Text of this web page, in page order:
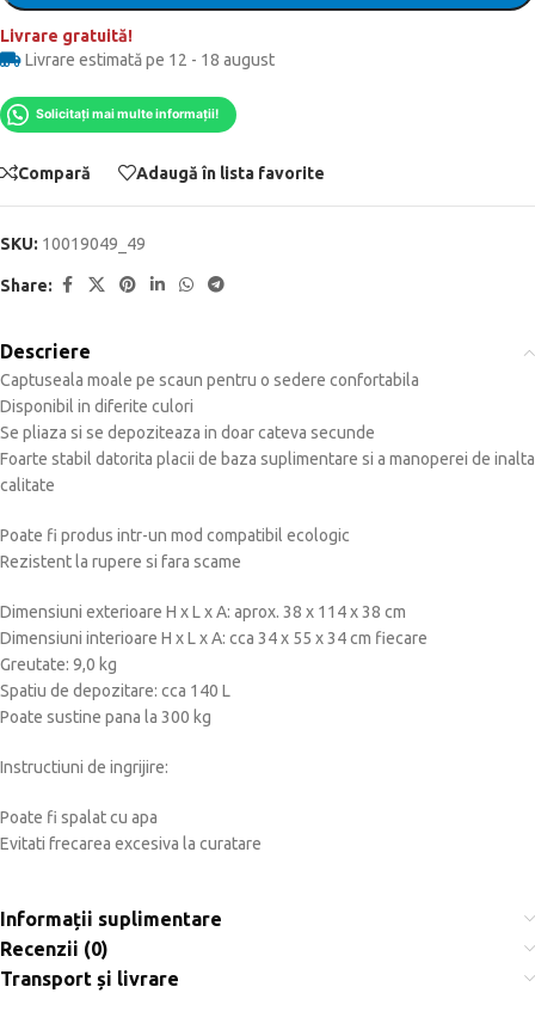
Livrare gratuită!
Livrare estimată pe 12 - 18 august
Solicitați mai multe informații!
Compară Adaugă în lista favorite
SKU: 10019049_49
Share:
Descriere
Captuseala moale pe scaun pentru o sedere confortabila
Disponibil in diferite culori
Se pliaza si se depoziteaza in doar cateva secunde
Foarte stabil datorita placii de baza suplimentare si a manoperei de inalta
calitate
Poate fi produs intr-un mod compatibil ecologic
Rezistent la rupere si fara scame
Dimensiuni exterioare H x L x A: aprox. 38 x 114 x 38 cm
Dimensiuni interioare H x L x A: cca 34 x 55 x 34 cm fiecare
Greutate: 9,0 kg
Spatiu de depozitare: cca 140 L
Poate sustine pana la 300 kg
Instructiuni de ingrijire:
Poate fi spalat cu apa
Evitati frecarea excesiva la curatare
Informații suplimentare
Recenzii (0)
Transport și livrare